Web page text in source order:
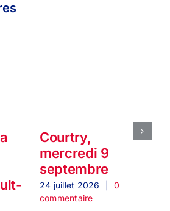
Courtry,
mercredi 9
septembre
24 juillet 2026
0
commentaire